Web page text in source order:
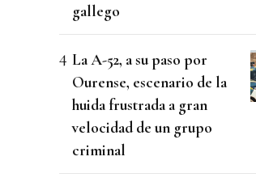
gallego
La A-52, a su paso por
Ourense, escenario de la
huida frustrada a gran
velocidad de un grupo
criminal